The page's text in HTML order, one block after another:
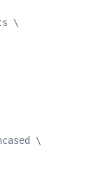
\
\